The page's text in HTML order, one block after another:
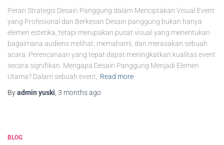
Peran Strategis Desain Panggung dalam Menciptakan Visual Event
yang Profesional dan Berkesan Desain panggung bukan hanya
elemen estetika, tetapi merupakan pusat visual yang menentukan
bagaimana audiens melihat, memahami, dan merasakan sebuah
acara. Perencanaan yang tepat dapat meningkatkan kualitas event
secara signifikan. Mengapa Desain Panggung Menjadi Elemen
Utama? Dalam sebuah event,
Read more
Byadmin yuski 3 monthsago
BLOG